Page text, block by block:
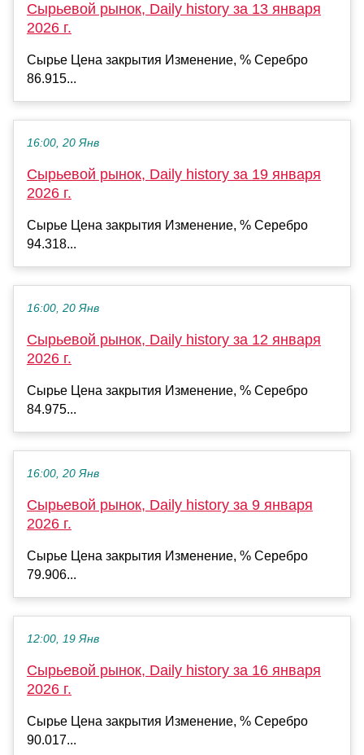
Сырьевой рынок, Daily history за 13 января
2026 г.
Сырье Цена закрытия Изменение, % Серебро
86.915...
16:00, 20 Янв
Сырьевой рынок, Daily history за 19 января
2026 г.
Сырье Цена закрытия Изменение, % Серебро
94.318...
16:00, 20 Янв
Сырьевой рынок, Daily history за 12 января
2026 г.
Сырье Цена закрытия Изменение, % Серебро
84.975...
16:00, 20 Янв
Сырьевой рынок, Daily history за 9 января
2026 г.
Сырье Цена закрытия Изменение, % Серебро
79.906...
12:00, 19 Янв
Сырьевой рынок, Daily history за 16 января
2026 г.
Сырье Цена закрытия Изменение, % Серебро
90.017...